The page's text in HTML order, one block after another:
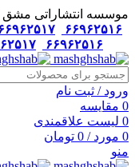
موسسه انتشاراتی
۶۶۹۶۲۵۱۶
۶۶۹۶۲۵۱۷
۶۶۹۶۲۵۱۶
ورود / ثبت نام
0 مقایسه
0 لیست علاقمندی
0 مورد /
0 تومان
منو